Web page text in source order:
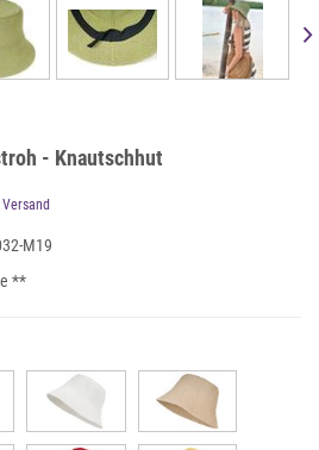
- Knautschhut
Versand
M19
**